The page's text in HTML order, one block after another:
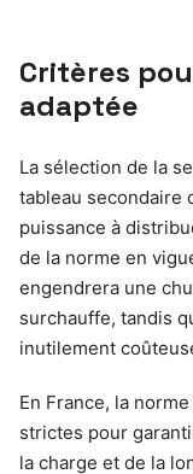
Critères
adaptée
La sélection de la
tableau secondaire
puissance à
de la norme en
engendrera une
surchauffe, tandis
inutilement
En France, la
strictes pour
la charge et de la